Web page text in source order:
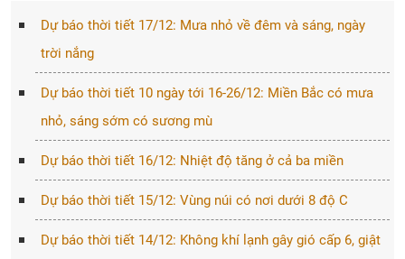
Dự báo thời tiết 17/12: Mưa nhỏ về đêm và sáng, ngày
trời nắng
Dự báo thời tiết 10 ngày tới 16-26/12: Miền Bắc có mưa
nhỏ, sáng sớm có sương mù
Dự báo thời tiết 16/12: Nhiệt độ tăng ở cả ba miền
Dự báo thời tiết 15/12: Vùng núi có nơi dưới 8 độ C
Dự báo thời tiết 14/12: Không khí lạnh gây gió cấp 6, giật